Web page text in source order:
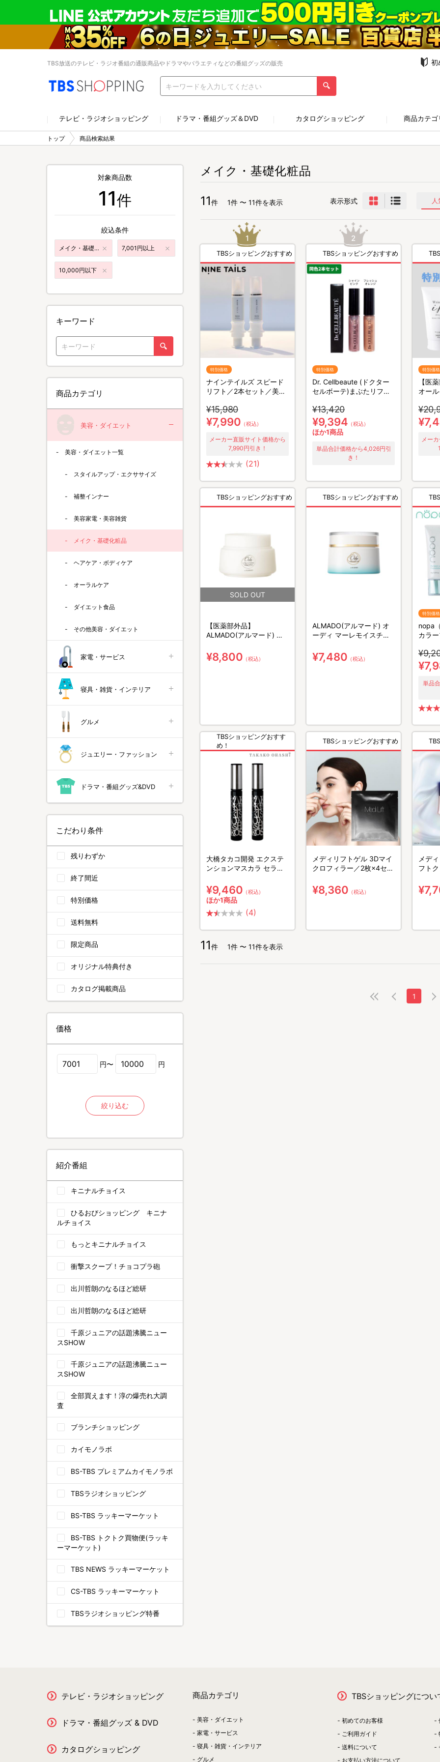
TBS放送のテレビ・ラジオ番組の通販商品やドラマやバラエティなどの番組グッズの販売 初
テレビ・ラジオショッピング ドラマ・番組グッズ＆DVD カタログショッピング 商品カテゴ
トップ 商品検索結果
メイク・基礎化粧品
11件 1件 〜 11件を表示 表示形式
TBSショッピングおすすめ
特別価格
ナインテイルズ スピード
リフト／2本セット／美容
¥15,980
¥7,990 （税込）
メーカー直販サイト価格から
7,990円引き！
(21)
TBSショッピングおすすめ
特別価格
Dr. Cellbeaute (ドクター
セルボーテ)まぶたリフト
同色2本セット
¥13,420
¥9,394 （税込）
ほか1商品
単品合計価格から4,026円引
き！
特別価格
【医
オー
メー
TBSショッピングおすすめ
【医薬部外品】
ALMADO(アルマード) オ
ームR
¥8,800 （税込）
TBSショッピングおすすめ
ALMADO(アルマード) オ
ーディ マーレモイスチャ
¥7,480 （税込）
特別価格
nopa
カラ
斗 晶
単品
TBSショッピングおすす
め！
大橋タカコ開発 エクステ
ンションマスカラ セラム
ット
¥9,460 （税込）
ほか1商品
(4)
TBSショッピングおすすめ
メディリフトゲル 3Dマイ
クロフィラー／2枚×4セッ
¥8,360 （税込）
メデ
フト
11件 1件 〜 11件を表示
1
対象商品数
11件
絞込条件
メイク・基礎化粧品 7,001円以上
10,000円以下
キーワード
商品カテゴリ
美容・ダイエット
美容・ダイエット一覧
スタイルアップ・エクササイズ
補整インナー
美容家電・美容雑貨
メイク・基礎化粧品
ヘアケア・ボディケア
オーラルケア
ダイエット食品
その他美容・ダイエット
家電・サービス
寝具・雑貨・インテリア
グルメ
ジュエリー・ファッション
ドラマ・番組グッズ&DVD
こだわり条件
残りわずか
終了間近
特別価格
送料無料
限定商品
オリジナル特典付き
カタログ掲載商品
価格
円〜 円
絞り込む
紹介番組
キニナルチョイス
ひるおびショッピング キニナ
ルチョイス
もっとキニナルチョイス
衝撃スクープ！チョコプラ砲
出川哲朗のなるほど総研
出川哲朗のなるほど総研
千原ジュニアの話題沸騰ニュー
スSHOW
千原ジュニアの話題沸騰ニュー
スSHOW
全部買えます！淳の爆売れ大調
査
ブランチショッピング
カイモノラボ
BS-TBS プレミアムカイモノラボ
TBSラジオショッピング
BS-TBS ラッキーマーケット
BS-TBS トクトク買物便(ラッキ
ーマーケット)
TBS NEWS ラッキーマーケット
CS-TBS ラッキーマーケット
TBSラジオショッピング特番
テレビ・ラジオショッピング
ドラマ・番組グッズ & DVD
カタログショッピング
商品カテゴリ
美容・ダイエット
家電・サービス
寝具・雑貨・インテリア
グルメ
TBSショッピングについ
初めてのお客様
ご利用ガイド
送料について
お支払い方法について